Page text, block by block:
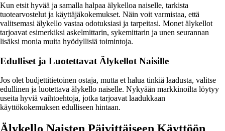
Kun etsit hyvää ja samalla halpaa älykelloa naiselle, tarkista
tuotearvostelut ja käyttäjäkokemukset. Näin voit varmistaa, että
valitsemasi älykello vastaa odotuksiasi ja tarpeitasi. Monet älykellot
tarjoavat esimerkiksi askelmittarin, sykemittarin ja unen seurannan
lisäksi monia muita hyödyllisiä toimintoja.
Edulliset ja Luotettavat Älykellot Naisille
Jos olet budjettitietoinen ostaja, mutta et halua tinkiä laadusta, valitse
edullinen ja luotettava älykello naiselle. Nykyään markkinoilta löytyy
useita hyviä vaihtoehtoja, jotka tarjoavat laadukkaan
käyttökokemuksen edulliseen hintaan.